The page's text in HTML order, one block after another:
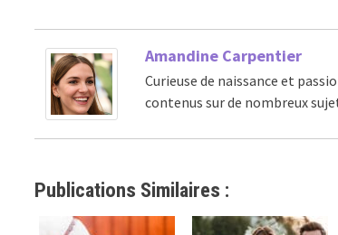
Amandine Carpentier
Curieuse de naissance et
contenus sur de nombreux
Publications Similaires :